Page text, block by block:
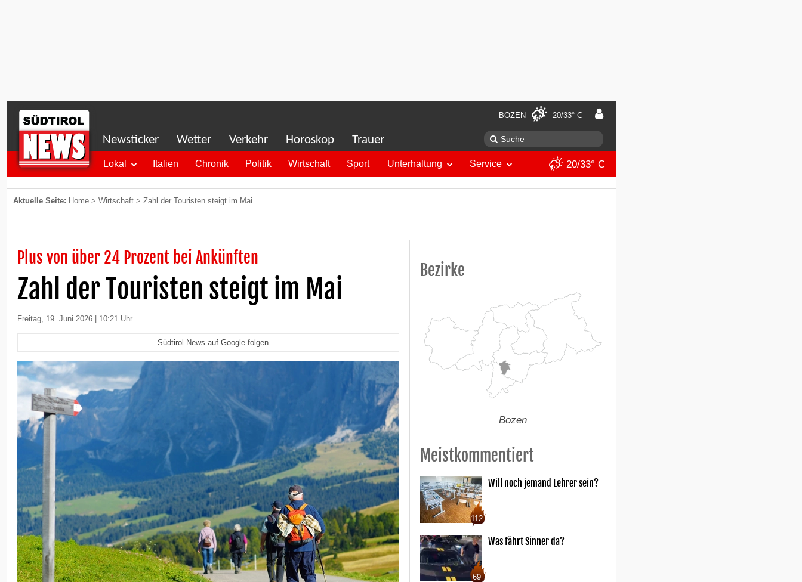
BOZEN 20/33° C
Newsticker Wetter Verkehr Horoskop Trauer
Lokal Italien Chronik Politik Wirtschaft Sport Unterhaltung Service 20/33° C
Aktuelle Seite: Home > Wirtschaft > Zahl der Touristen steigt im Mai
Plus von über 24 Prozent bei Ankünften
Zahl der Touristen steigt im Mai
Freitag, 19. Juni 2026 | 10:21 Uhr
Südtirol News auf Google folgen
Bezirke
Bozen
Meistkommentiert
112
Will noch jemand Lehrer sein?
69
Was fährt Sinner da?